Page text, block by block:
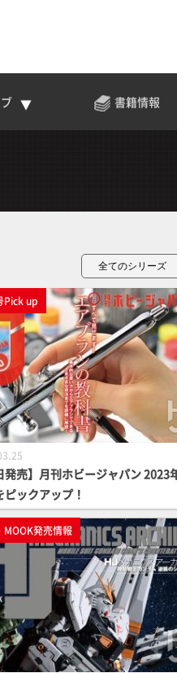
書籍情報
Pick up
発売】月刊ホビージャパン 2023
ピックアップ！
MOOK発売情報